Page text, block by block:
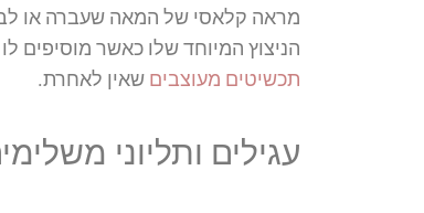
מראה קלאסי של המאה שעברה או
הניצוץ המיוחד שלו כאשר מוסיפים
תכשיטים מעוצבים שאין לאחרת.
עגילים ותליוני